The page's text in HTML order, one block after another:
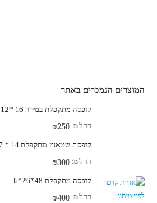
המוצרים הנמכרים באתר
החל מ: ₪250
קופסת שטאנץ מתקפלת 14 * 7 * 3.5 ס"מ
החל מ: ₪300
קופסה מתקפלת 48*26*6
החל מ: ₪400